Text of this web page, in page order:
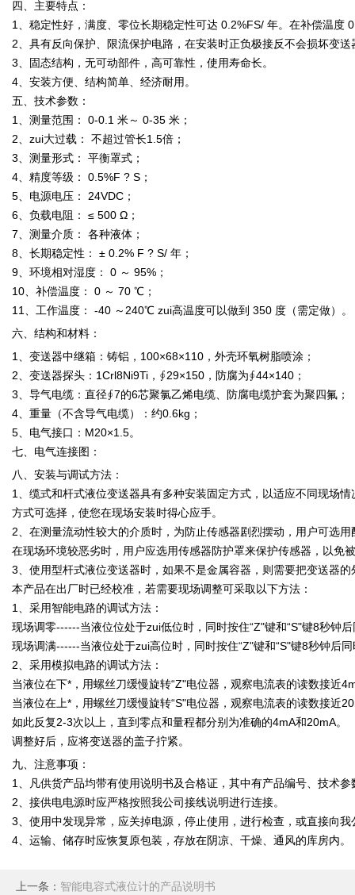
四、主要特点：
1、稳定性好，满度、零位长期稳定性可达 0.2%FS/ 年。在补偿温
2、具有反向保护、限流保护电路，在安装时正负极接反不会损坏变
3、固态结构，无可动部件，高可靠性，使用寿命长。
4、安装方便、结构简单、经济耐用。
五、技术参数：
1、测量范围： 0-0.1 米～ 0-35 米；
2、zui大过载： 不超过管长1.5倍；
3、测量形式： 平衡罩式；
4、精度等级： 0.5%F ? S；
5、电源电压： 24VDC；
6、负载电阻： ≤ 500 Ω；
7、测量介质： 各种液体；
8、长期稳定性： ± 0.2% F ? S/ 年；
9、环境相对湿度： 0 ～ 95%；
10、补偿温度： 0 ～ 70 ℃；
11、工作温度： -40 ～240℃ zui高温度可以做到 350 度（需定做）。
六、结构和材料：
1、变送器中继箱：铸铝，100×68×110，外壳环氧树脂喷涂；
2、变送器探头：1Crl8Ni9Ti，∮29×150，防腐为∮44×140；
3、导气电缆：直径∮7的6芯聚氯乙烯电缆、防腐电缆护套为聚四氟；
4、重量（不含导气电缆）：约0.6kg；
5、电气接口：M20×1.5。
七、电气连接图：
八、安装与调试方法：
1、缆式和杆式液位变送器具有多种安装固定方式，以适应不同现场
方式可选择，使您在现场安装时得心应手。
2、在测量流动性较大的介质时，为防止传感器剧烈摆动，用户可选
在现场环境较恶劣时，用户应选用传感器防护罩来保护传感器，以免
3、使用型杆式液位变送器时，如果不是金属容器，则需要把变送器
本产品在出厂时已经校准，若需要现场调整可采取以下方法：
1、采用智能电路的调试方法：
现场调零------当液位位处于zui低位时，同时按住“Z"键和“S"键8秒钟
现场调满------当液位处于zui高位时，同时按住“Z"键和“S"键8秒钟后
2、采用模拟电路的调试方法：
当液位在下*，用螺丝刀缓慢旋转“Z"电位器，观察电流表的读数接近
当液位在上*，用螺丝刀缓慢旋转“S"电位器，观察电流表的读数接近
如此反复2-3次以上，直到零点和量程都分别为准确的4mA和20mA。
调整好后，应将变送器的盖子拧紧。
九、注意事项：
1、凡供货产品均带有使用说明书及合格证，其中有产品编号、技术
2、接供电电源时应严格按照我公司接线说明进行连接。
3、使用中发现异常，应关掉电源，停止使用，进行检查，或直接向我
4、运输、储存时应恢复原包装，存放在阴凉、干燥、通风的库房内。
上一条： 智能电容式液位计的产品说明书